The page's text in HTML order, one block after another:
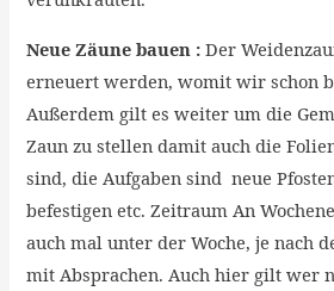
Neue Zäune bauen :Der
erneuert werden, womit wir schon
Außerdem gilt es weiter um die
Zaun zu stellen damit auch die
sind, die Aufgaben sind neue
befestigen etc. Zeitraum An
auch mal unter der Woche, je nach
mit Absprachen. Auch hier gilt wer